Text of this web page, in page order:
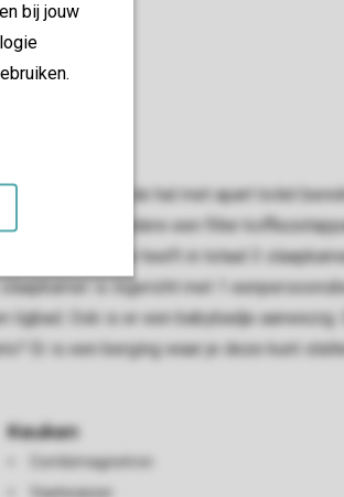
bij jouw
m 12 jaar. Via de hal met apart toilet
van onder andere een filter
De bungalow heeft in totaal 3
is ingericht met 1
Ook is er een babybadje aanwezig.
Er is een berging waar je deze kunt
Keuken
Combimagnetron
Vaatwasser